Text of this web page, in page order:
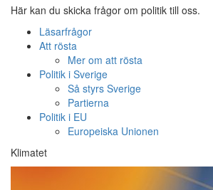
Här kan du skicka frågor om politik till oss.
Läsarfrågor
Att rösta
Mer om att rösta
Politik i Sverige
Så styrs Sverige
Partierna
Politik i EU
Europeiska Unionen
Klimatet